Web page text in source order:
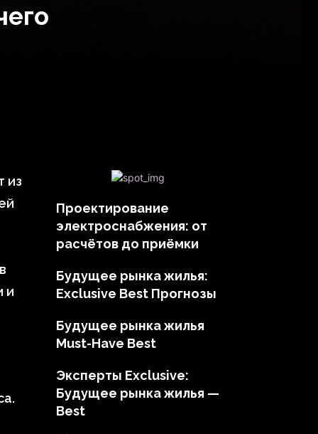
из
и
Проектирование
электроснабжения: от
расчётов до приёмки
Будущее рынка жилья:
Exclusive Best Прогнозы
Будущее рынка жилья
Must-Have Best
Эксперты Exclusive:
Будущее рынка жилья —
Best